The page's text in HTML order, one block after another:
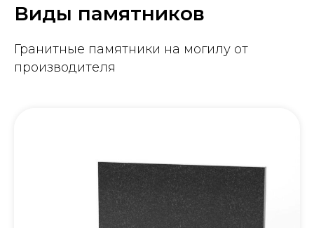
Виды памятников
Гранитные памятники на могилу от
производителя